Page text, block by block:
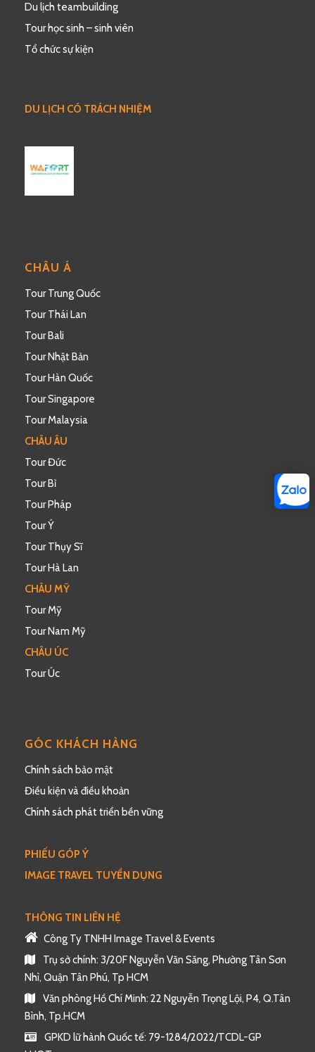
Du lịch teambuilding
Tour học sinh – sinh viên
Tổ chức sự kiện
DU LỊCH CÓ TRÁCH NHIỆM
CHÂU Á
Tour Trung Quốc
Tour Thái Lan
Tour Bali
Tour Nhật Bản
Tour Hàn Quốc
Tour Singapore
Tour Malaysia
CHÂU ÂU
Tour Đức
Tour Bỉ
Tour Pháp
Tour Ý
Tour Thụy Sĩ
Tour Hà Lan
CHÂU MỸ
Tour Mỹ
Tour Nam Mỹ
CHÂU ÚC
Tour Úc
GÓC KHÁCH HÀNG
Chính sách bảo mật
Điều kiện và điều khoản
Chính sách phát triển bền vững
PHIẾU GÓP Ý
IMAGE TRAVEL TUYỂN DỤNG
THÔNG TIN LIÊN HỆ
Công Ty TNHH Image Travel & Events
Trụ sở chính: 3/20F Nguyễn Văn Săng, Phường Tân Sơn
Nhì, Quận Tân Phú, Tp HCM
Văn phòng Hồ Chí Minh: 22 Nguyễn Trọng Lội, P4, Q.Tân
Bình, Tp.HCM
GPKD lữ hành Quốc tế: 79-1284/2022/TCDL-GP